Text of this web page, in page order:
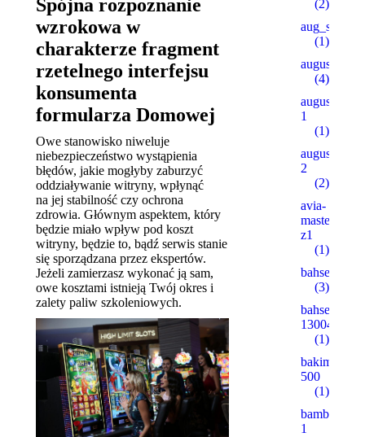
Spójna rozpoznanie
wzrokowa w
charakterze fragment
rzetelnego interfejsu
konsumenta
formularza Domowej
Owe stanowisko niweluje
niebezpieczeństwo wystąpienia
błędów, jakie mogłyby zaburzyć
oddziaływanie witryny, wpłynąć
na jej stabilność czy ochrona
zdrowia. Głównym aspektem, który
będzie miało wpływ pod koszt
witryny, będzie to, bądź serwis stanie
się sporządzana przez ekspertów.
Jeżeli zamierzasz wykonać ją sam,
owe kosztami istnieją Twój okres i
zalety paliw szkoleniowych.
(2)
aug_slot_3
(1)
august_pb
(4)
1
(1)
2
(2)
avia-
z1
(1)
bahsegel
(3)
bahsegel
13004
(1)
500
(1)
1